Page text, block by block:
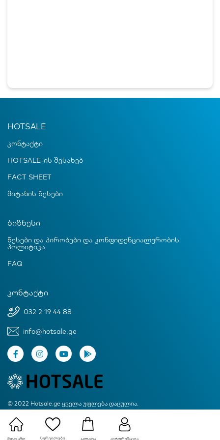
მთავარი სურვილები კალათა ავტორიზაცია
HOTSALE
კონტაქტი
HOTSALE-ის შესახებ
FACT SHEET
მიტანის წესები
ბიზნესი
წესები და პირობები და კონფიდენციალურობის
პოლიტიკა
FAQ
კონტაქტი
032 2 19 44 88
info@hotsale.ge
© 2022 Hotsale.ge ყველა უფლება დაცულია.
Created by Proservice